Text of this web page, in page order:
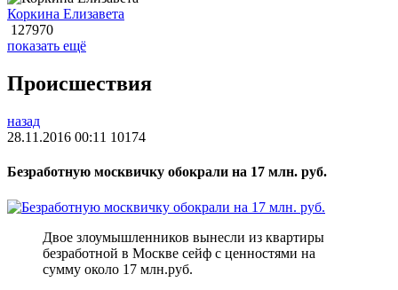
Коркина Елизавета
127970
показать ещё
Происшествия
назад
28.11.2016 00:11 10174
Безработную москвичку обокрали на 17 млн. руб.
Двое злоумышленников вынесли из квартиры
безработной в Москве сейф с ценностями на
сумму около 17 млн.руб.